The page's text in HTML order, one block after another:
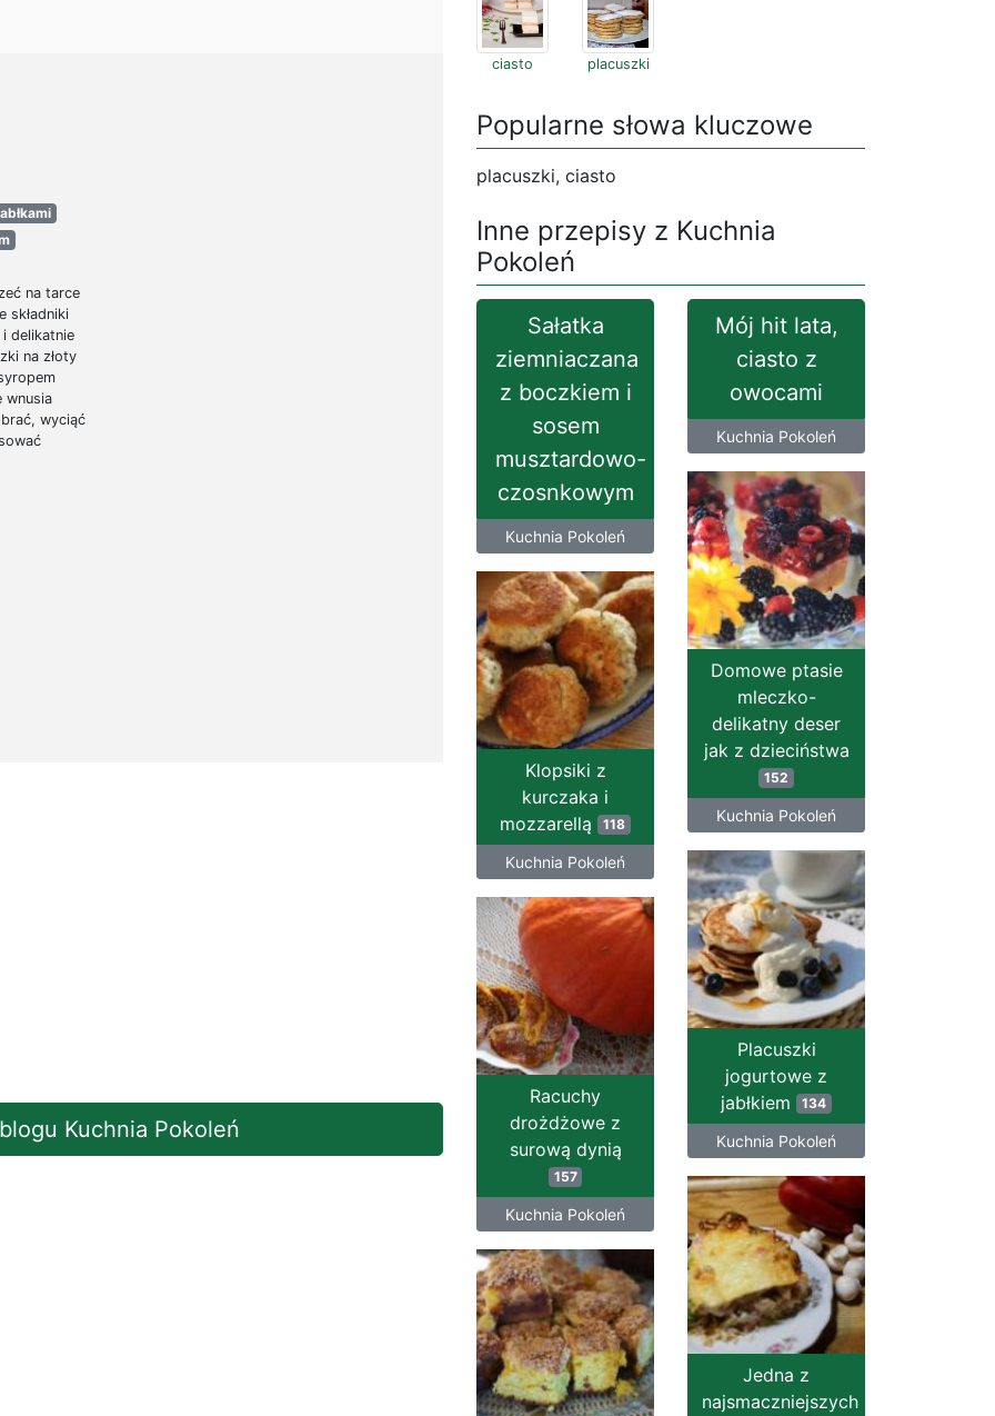
na tarce
składniki
i delikatnie
na złoty
wnusia
wyciąć
Kuchnia Pokoleń
ciasto placuszki
Popularne słowa kluczowe
placuszki, ciasto
Inne przepisy z Kuchnia
Pokoleń
Sałatka
ziemniaczana
z boczkiem i
sosem
musztardowo-
czosnkowym
Kuchnia Pokoleń
Mój hit lata,
ciasto z
owocami
Kuchnia Pokoleń
Domowe ptasie
mleczko-
delikatny deser
jak z dzieciństwa
152
Kuchnia Pokoleń
Klopsiki z
kurczaka i
mozzarellą 118
Kuchnia Pokoleń
Placuszki
jogurtowe z
jabłkiem 134
Kuchnia Pokoleń
Racuchy
drożdżowe z
surową dynią
157
Kuchnia Pokoleń
Jedna z
najsmaczniejszych